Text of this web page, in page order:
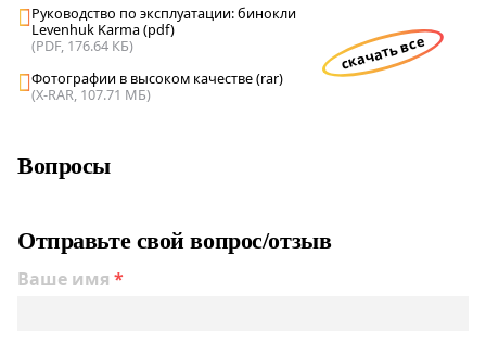
Руководство по эксплуатации: бинокли
Levenhuk Karma (pdf)
(PDF, 176.64 КБ)
Фотографии в высоком качестве (rar)
(X-RAR, 107.71 МБ)
скачать все
Вопросы
Отправьте свой вопрос/отзыв
Ваше имя *